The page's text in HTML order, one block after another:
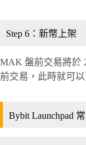
Step 6：新幣上架
MAK 盤前交易將於
前交易，此時就可
Bybit Launchpad